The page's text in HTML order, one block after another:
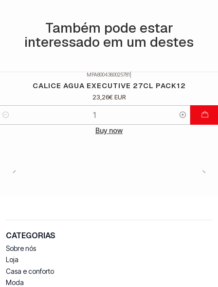
Também pode estar
interessado em um destes
MPA8004360025781
CALICE AGUA EXECUTIVE 27CL PACK12
23,26€ EUR
Buy now
CATEGORIAS
Sobre nós
Loja
Casa e conforto
Moda